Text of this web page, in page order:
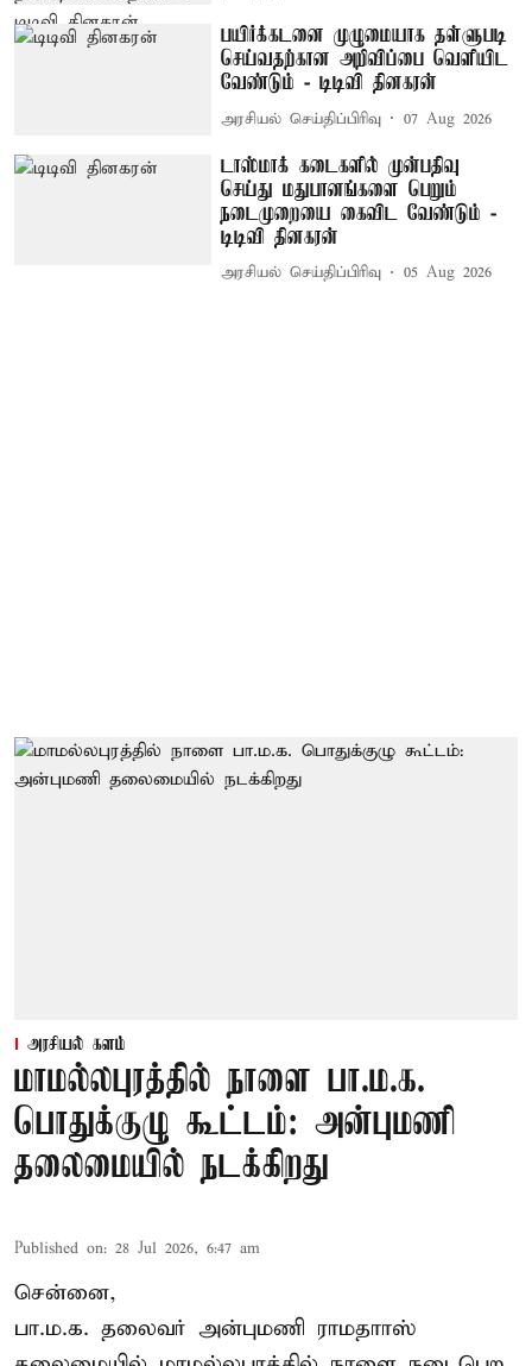
பயிர்க்கடனை முழுமையாக தள்ளுபடி
செய்வதற்கான அறிவிப்பை வெளியிட
வேண்டும் - டிடிவி தினகரன்
அரசியல் செய்திப்பிரிவு 07 Aug 2026
டாஸ்மாக் கடைகளில் முன்பதிவு
செய்து மதுபானங்களை பெறும்
நடைமுறையை கைவிட வேண்டும் -
டிடிவி தினகரன்
அரசியல் செய்திப்பிரிவு 05 Aug 2026
அரசியல் களம்
மாமல்லபுரத்தில் நாளை பா.ம.க.
பொதுக்குழு கூட்டம்: அன்புமணி
தலைமையில் நடக்கிறது
Published on: 28 Jul 2026, 6:47 am
சென்னை,
பா.ம.க. தலைவர் அன்புமணி ராமதாாஸ்